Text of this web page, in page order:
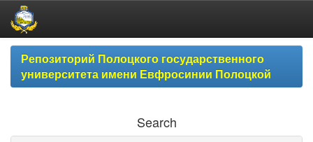
Skip
navigationРепозиторий Полоцкого государственного
университета имени Евфросинии Полоцкой
Search